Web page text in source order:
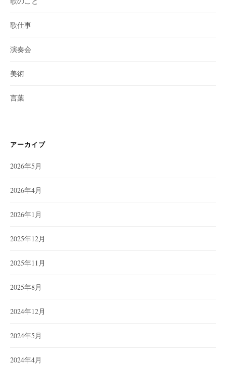
歌仕事
演奏会
美術
言葉
アーカイブ
2026年5月
2026年4月
2026年1月
2025年12月
2025年11月
2025年8月
2024年12月
2024年5月
2024年4月